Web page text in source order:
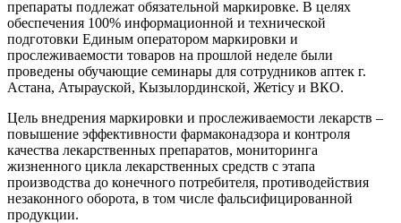
препараты подлежат обязательной маркировке. В целях
обеспечения 100% информационной и технической
подготовки Единым оператором маркировки и
прослеживаемости товаров на прошлой неделе были
проведены обучающие семинары для сотрудников аптек г.
Астана, Атырауской, Кызылординской, Жетісу и ВКО.
Цель внедрения маркировки и прослеживаемости лекарств –
повышение эффективности фармаконадзора и контроля
качества лекарственных препаратов, мониторинга
жизненного цикла лекарственных средств с этапа
производства до конечного потребителя, противодействия
незаконного оборота, в том числе фальсифицированной
продукции.